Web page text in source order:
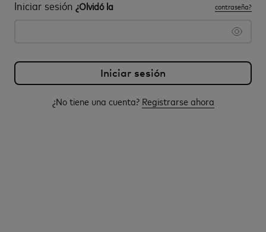
Iniciar sesión ¿Olvidó la contraseña?
¿No tiene una cuenta? Registrarse ahora